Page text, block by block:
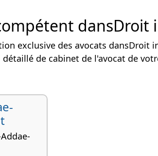
exclusive des avocats dansDroit
de cabinet de l'avocat de